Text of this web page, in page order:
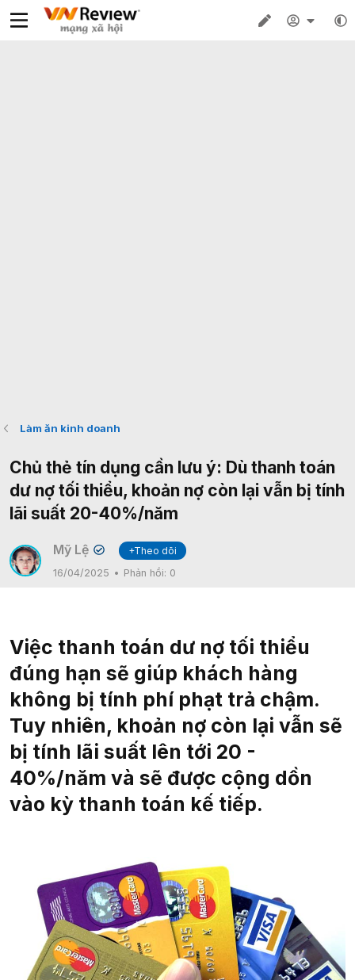
Làm ăn kinh doanh
Chủ thẻ tín dụng cần lưu ý: Dù thanh toán
dư nợ tối thiểu, khoản nợ còn lại vẫn bị tính
lãi suất 20-40%/năm
Mỹ Lệ ✔
+Theo dõi
16/04/2025
Phản hồi: 0
Việc thanh toán dư nợ tối thiểu
đúng hạn sẽ giúp khách hàng
không bị tính phí phạt trả chậm.
Tuy nhiên, khoản nợ còn lại vẫn sẽ
bị tính lãi suất lên tới 20 -
40%/năm và sẽ được cộng dồn
vào kỳ thanh toán kế tiếp.​